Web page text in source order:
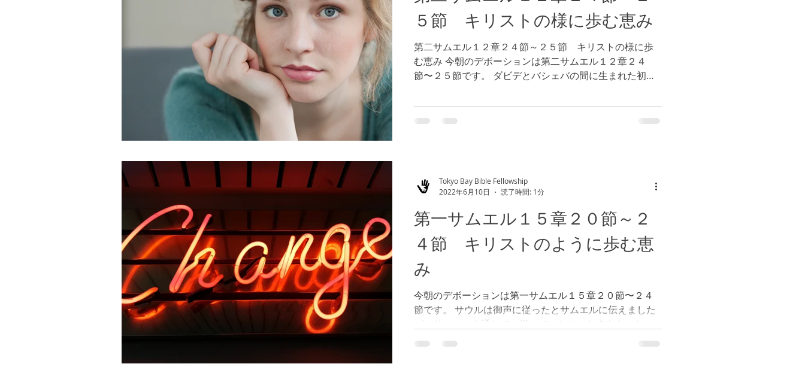
５節 キリストの様に歩む恵み
第二サムエル１２章２４節～２５節 キリストの様に歩
む恵み 今朝のデボーションは第二サムエル１２章２４
節〜２５節です。 ダビデとバシェバの間に生まれた初め
ロモンは、主に愛されていると名付けられました。何が
起きていたのでしょうか...
第一サムエル１５章２０節～２
４節 キリストのように歩む恵
み
今朝のデボーションは第一サムエル１５章２０節〜２４
節です。 サウルは御声に従ったとサムエルに伝えました
が、サムエルを通じて、従っていなかった点もあったこ
とに気付き、告白しました。理由は、人々を恐れ、喜ば
Tokyo Bay Bible Fellowship
2022年6月10日
読了時間: 1分